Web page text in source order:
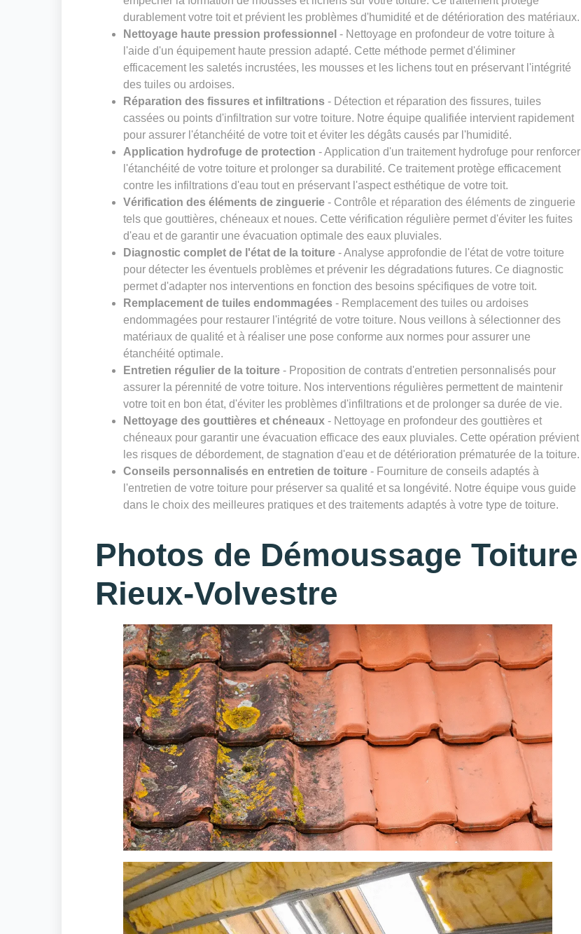
durablement votre toit et prévient les problèmes d'humidité et de détérioration des matériaux.
Nettoyage haute pression professionnel - Nettoyage en profondeur de votre toiture à
l'aide d'un équipement haute pression adapté. Cette méthode permet d'éliminer
efficacement les saletés incrustées, les mousses et les lichens tout en préservant l'intégrité
des tuiles ou ardoises.
Réparation des fissures et infiltrations - Détection et réparation des fissures, tuiles
cassées ou points d'infiltration sur votre toiture. Notre équipe qualifiée intervient rapidement
pour assurer l'étanchéité de votre toit et éviter les dégâts causés par l'humidité.
Application hydrofuge de protection - Application d'un traitement hydrofuge pour renforcer
l'étanchéité de votre toiture et prolonger sa durabilité. Ce traitement protège efficacement
contre les infiltrations d'eau tout en préservant l'aspect esthétique de votre toit.
Vérification des éléments de zinguerie - Contrôle et réparation des éléments de zinguerie
tels que gouttières, chéneaux et noues. Cette vérification régulière permet d'éviter les fuites
d'eau et de garantir une évacuation optimale des eaux pluviales.
Diagnostic complet de l'état de la toiture - Analyse approfondie de l'état de votre toiture
pour détecter les éventuels problèmes et prévenir les dégradations futures. Ce diagnostic
permet d'adapter nos interventions en fonction des besoins spécifiques de votre toit.
Remplacement de tuiles endommagées - Remplacement des tuiles ou ardoises
endommagées pour restaurer l'intégrité de votre toiture. Nous veillons à sélectionner des
matériaux de qualité et à réaliser une pose conforme aux normes pour assurer une
étanchéité optimale.
Entretien régulier de la toiture - Proposition de contrats d'entretien personnalisés pour
assurer la pérennité de votre toiture. Nos interventions régulières permettent de maintenir
votre toit en bon état, d'éviter les problèmes d'infiltrations et de prolonger sa durée de vie.
Nettoyage des gouttières et chéneaux - Nettoyage en profondeur des gouttières et
chéneaux pour garantir une évacuation efficace des eaux pluviales. Cette opération prévient
les risques de débordement, de stagnation d'eau et de détérioration prématurée de la toiture.
Conseils personnalisés en entretien de toiture - Fourniture de conseils adaptés à
l'entretien de votre toiture pour préserver sa qualité et sa longévité. Notre équipe vous guide
dans le choix des meilleures pratiques et des traitements adaptés à votre type de toiture.
Photos de Démoussage Toiture
Rieux-Volvestre